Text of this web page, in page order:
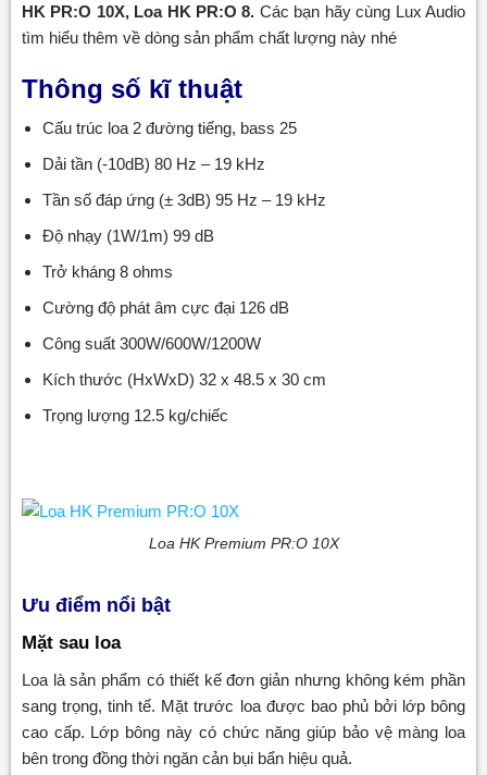
HK PR:O 10X, Loa HK PR:O 8. Các bạn hãy cùng Lux Audio
tìm hiểu thêm về dòng sản phẩm chất lượng này nhé
Thông số kĩ thuật
Cấu trúc loa 2 đường tiếng, bass 25
Dải tần (-10dB) 80 Hz – 19 kHz
Tần số đáp ứng (± 3dB) 95 Hz – 19 kHz
Độ nhạy (1W/1m) 99 dB
Trở kháng 8 ohms
Cường độ phát âm cực đại 126 dB
Công suất 300W/600W/1200W
Kích thước (HxWxD) 32 x 48.5 x 30 cm
Trọng lượng 12.5 kg/chiếc
Loa HK Premium PR:O 10X
Ưu điểm nổi bật
Mặt sau loa
Loa là sản phẩm có thiết kế đơn giản nhưng không kém phần
sang trọng, tinh tế. Mặt trước loa được bao phủ bởi lớp bông
cao cấp. Lớp bông này có chức năng giúp bảo vệ màng loa
bên trong đồng thời ngăn cản bụi bẩn hiệu quả.